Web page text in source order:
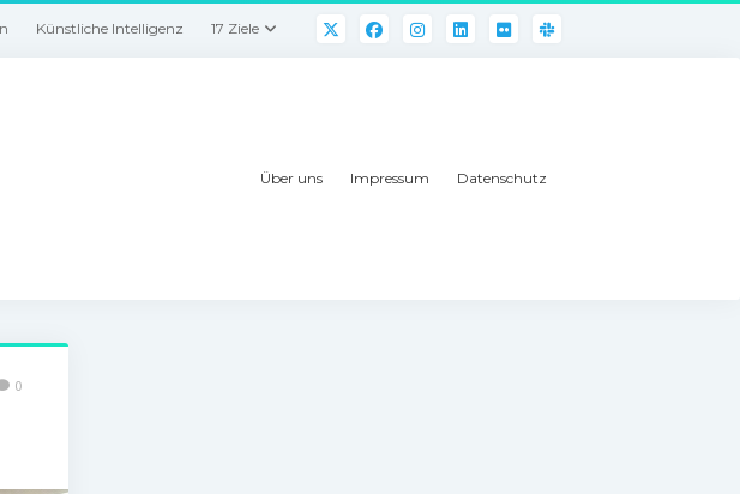
Künstliche Intelligenz 17 Ziele
Über uns Impressum Datenschutz
0